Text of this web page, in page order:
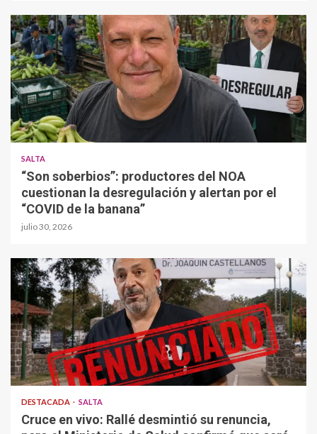
SALTA
“Son soberbios”: productores del NOA
cuestionan la desregulación y alertan por el
“COVID de la banana”
julio 30, 2026
DESTACADA SALTA
Cruce en vivo: Rallé desmintió su renuncia,